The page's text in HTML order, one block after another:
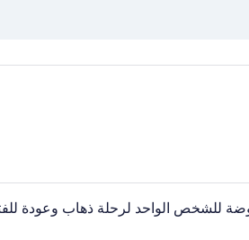
خلال آخر 7 أيام. الأسعار المعروضة للشخص